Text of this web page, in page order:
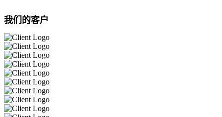
我们的客户